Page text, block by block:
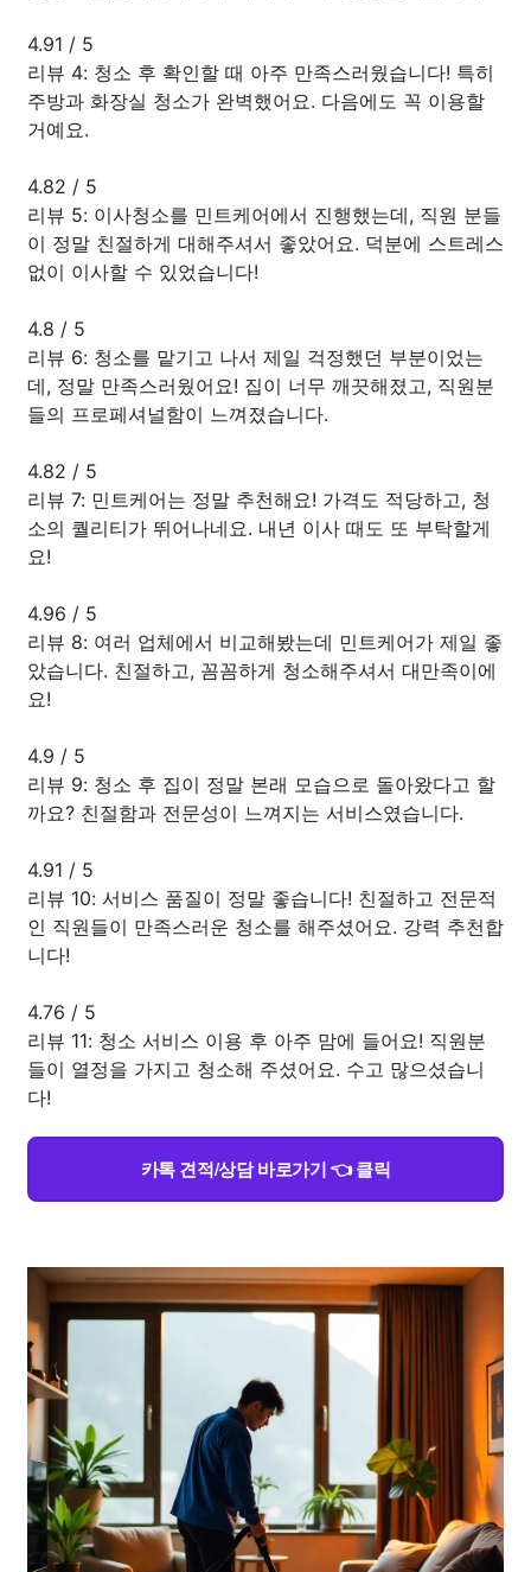
4.91 / 5
리뷰 4: 청소 후 확인할 때 아주 만족스러웠습니다! 특히
주방과 화장실 청소가 완벽했어요. 다음에도 꼭 이용할
거예요.
4.82 / 5
리뷰 5: 이사청소를 민트케어에서 진행했는데, 직원 분들
이 정말 친절하게 대해주셔서 좋았어요. 덕분에 스트레스
없이 이사할 수 있었습니다!
4.8 / 5
리뷰 6: 청소를 맡기고 나서 제일 걱정했던 부분이었는
데, 정말 만족스러웠어요! 집이 너무 깨끗해졌고, 직원분
들의 프로페셔널함이 느껴졌습니다.
4.82 / 5
리뷰 7: 민트케어는 정말 추천해요! 가격도 적당하고, 청
소의 퀄리티가 뛰어나네요. 내년 이사 때도 또 부탁할게
요!
4.96 / 5
리뷰 8: 여러 업체에서 비교해봤는데 민트케어가 제일 좋
았습니다. 친절하고, 꼼꼼하게 청소해주셔서 대만족이에
요!
4.9 / 5
리뷰 9: 청소 후 집이 정말 본래 모습으로 돌아왔다고 할
까요? 친절함과 전문성이 느껴지는 서비스였습니다.
4.91 / 5
리뷰 10: 서비스 품질이 정말 좋습니다! 친절하고 전문적
인 직원들이 만족스러운 청소를 해주셨어요. 강력 추천합
니다!
4.76 / 5
리뷰 11: 청소 서비스 이용 후 아주 맘에 들어요! 직원분
들이 열정을 가지고 청소해 주셨어요. 수고 많으셨습니
다!
카톡 견적/상담 바로가기 👈 클릭